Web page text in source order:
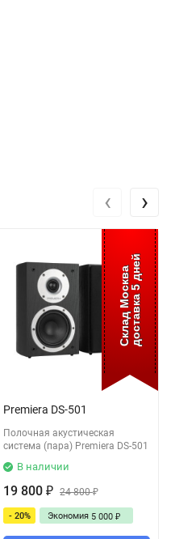
Склад Москвадоставка 5 дней
Premiera DS-501
Полочная акустическая
система (пара) Premiera DS-501
В наличии
19 800 ₽ 24 800₽
- 20% Экономия 5 000 ₽
‹ ›